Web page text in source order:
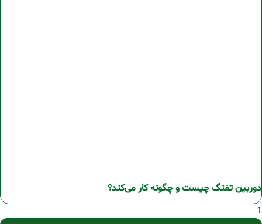
دوربین تفنگ چیست و چگونه کار می‌کند؟